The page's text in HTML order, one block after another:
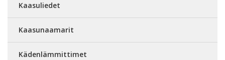
Kaasuliedet
Kaasunaamarit
Kädenlämmittimet